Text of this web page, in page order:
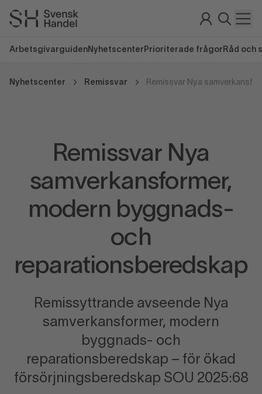
Arbetsgivarguiden Nyhetscenter Prioriterade frågor Råd och
Nyhetscenter Remissvar
Remissvar Nya
samverkansformer,
modern byggnads-
och
reparationsberedskap
Remissyttrande avseende Nya
samverkansformer, modern
byggnads- och
reparationsberedskap – för ökad
försörjningsberedskap SOU 2025:68